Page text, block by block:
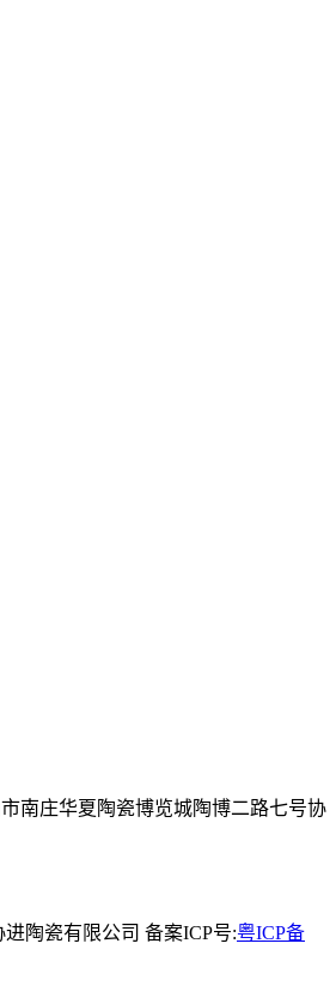
南庄华夏陶瓷博览城陶博二路七号协
陶瓷有限公司 备案ICP号:粤ICP备